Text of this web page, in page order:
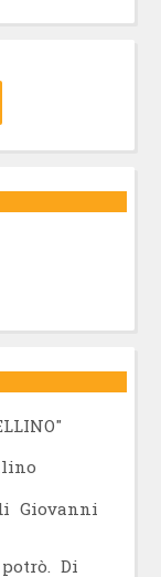
Giovanni
Di